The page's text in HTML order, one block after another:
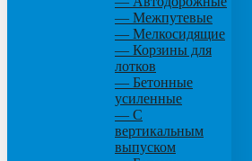
— Межпутевые
— Мелкосидящие
— Корзины для
лотков
— Бетонные
усиленные
— С
вертикальным
выпуском